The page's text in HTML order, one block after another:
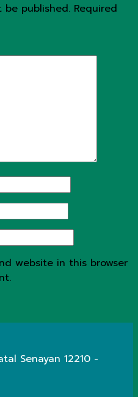
be published. Required
website in this browser
Senayan 12210 -